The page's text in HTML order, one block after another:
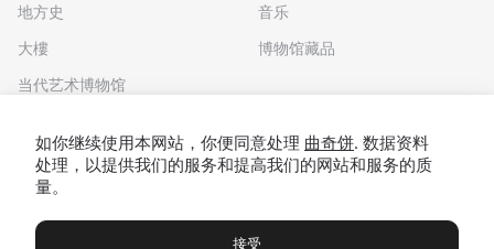
地方史
大樓
当代艺术博物馆
音乐
博物馆藏品
如你继续使用本网站，你便同意处理 曲奇饼. 数据资料
处理，以提供我们的服务和提高我们的网站和服务的质
量。
接受